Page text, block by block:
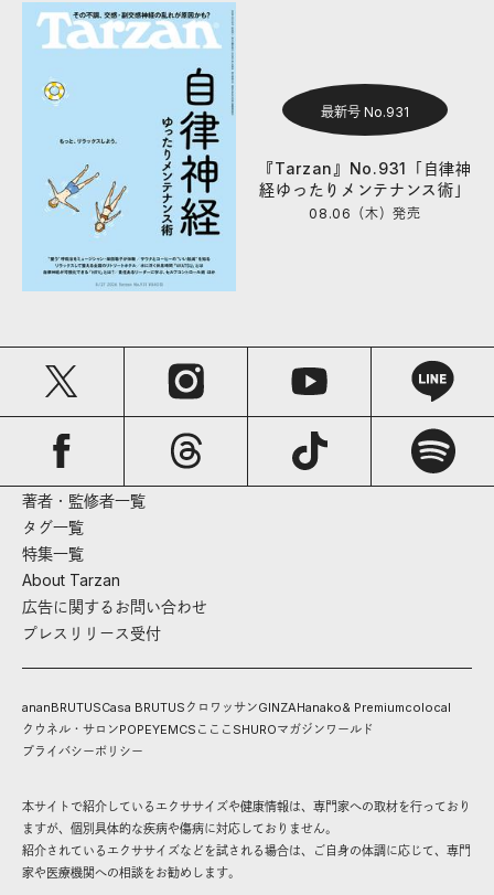
最新号 No.931
『Tarzan』No.931「自律神
経ゆったりメンテナンス術」
08.06（木）発売
著者・監修者一覧
タグ一覧
特集一覧
About Tarzan
広告に関するお問い合わせ
プレスリリース受付
ananBRUTUSCasa BRUTUS クロワッサンGINZAHanako& Premiumcolocal
クウネル・サロンPOPEYEMCS こここ SHUROマガジンワールド
プライバシーポリシー
本サイトで紹介しているエクササイズや健康情報は、専門家への取材を行っており
ますが、個別具体的な疾病や傷病に対応しておりません。
紹介されているエクササイズなどを試される場合は、ご自身の体調に応じて、専門
家や医療機関への相談をお勧めします。